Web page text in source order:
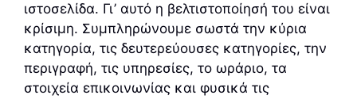
ιστοσελίδα. Γι’ αυτό η βελτιστοποίησή του είναι
κρίσιμη. Συμπληρώνουμε σωστά την κύρια
κατηγορία, τις δευτερεύουσες κατηγορίες, την
περιγραφή, τις υπηρεσίες, το ωράριο, τα
στοιχεία επικοινωνίας και φυσικά τις